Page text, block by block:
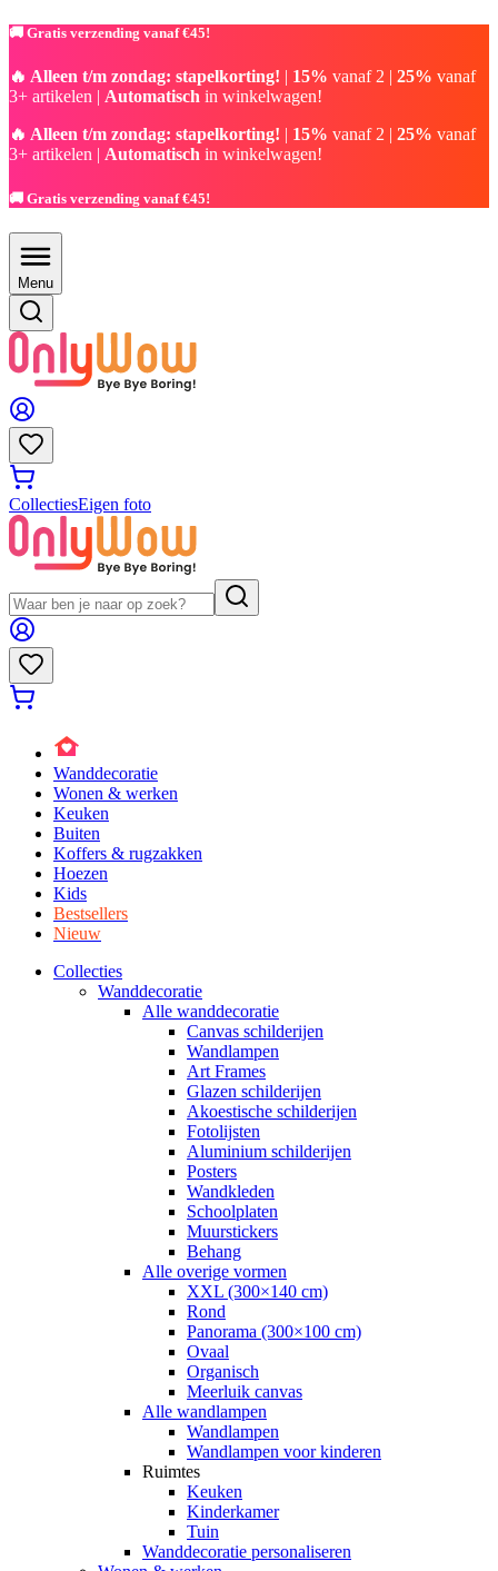
🚚 Gratis verzending vanaf €45!
🔥 Alleen t/m zondag: stapelkorting! | 15% vanaf 2 | 25% vanaf
3+ artikelen | Automatisch in winkelwagen!
🔥 Alleen t/m zondag: stapelkorting! | 15% vanaf 2 | 25% vanaf
3+ artikelen | Automatisch in winkelwagen!
🚚 Gratis verzending vanaf €45!
Menu
CollectiesEigen foto
Wanddecoratie
Wonen & werken
Keuken
Buiten
Koffers & rugzakken
Hoezen
Kids
Bestsellers
Nieuw
Collecties
Wanddecoratie
Alle wanddecoratie
Canvas schilderijen
Wandlampen
Art Frames
Glazen schilderijen
Akoestische schilderijen
Fotolijsten
Aluminium schilderijen
Posters
Wandkleden
Schoolplaten
Muurstickers
Behang
Alle overige vormen
XXL (300×140 cm)
Rond
Panorama (300×100 cm)
Ovaal
Organisch
Meerluik canvas
Alle wandlampen
Wandlampen
Wandlampen voor kinderen
Ruimtes
Keuken
Kinderkamer
Tuin
Wanddecoratie personaliseren